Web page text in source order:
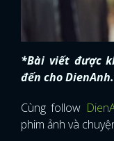
*Bài viết được
đến cho
Cùng follow
phim ảnh và